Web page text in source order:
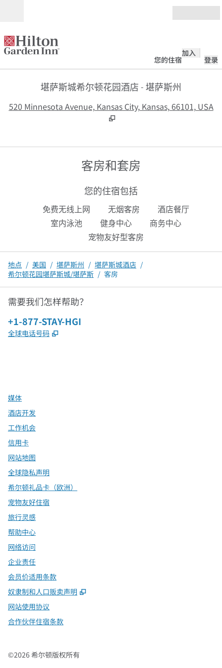
您的住宿
加入
登录
堪萨斯城希尔顿花园酒店 - 堪萨斯州
520 Minnesota Avenue, Kansas City, Kansas, 66101, USA
客房和套房
您的住宿包括
免费无线上网 无烟客房
酒店餐厅
室内泳池
健身中心
商务中心
宠物友好型客房
地点 / 美国 / 堪萨斯州 / 堪萨斯城酒店 /
希尔顿花园堪萨斯城/堪萨斯 / 客房
需要我们怎样帮助？
电话：
+1-877-STAY-HGI
全球电话号码 ,
媒体
酒店开发
工作机会
信用卡
网站地图
全球隐私声明
希尔顿礼品卡（欧洲）
宠物友好住宿
旅行灵感
帮助中心
网络访问
企业责任
会员价适用条款
奴隶制和人口贩卖声明
,
网站使用协议
合作伙伴住宿条款
©2026 希尔顿版权所有